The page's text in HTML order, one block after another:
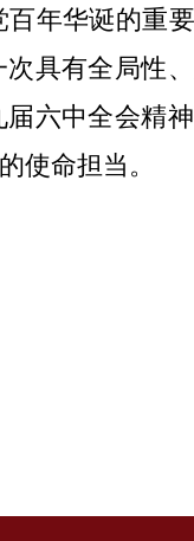
年华诞的重
具有全局性
六中全会精
使命担当。